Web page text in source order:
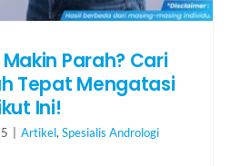
Parah? Cari
Tepat Mengatasi
Ini!
Artikel, Spesialis Andrologi